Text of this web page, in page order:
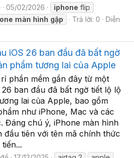
05/02/2026 iphone flip
màn hình gập Trả lời: 0
Diễn
iOS 26 ban đầu đã bất ngờ
phẩm tương lai của Apple
phần mềm gần đây từ một
26 ban đầu đã bất ngờ tiết lộ lộ
lai của Apple, bao gồm
như iPhone, Mac và các
Đáng chú ý, iPhone màn hình
đầu tiên với tên mã chính thức